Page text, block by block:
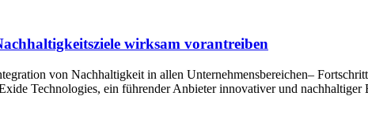
wirksam vorantreiben
von Nachhaltigkeit in allen Unternehmensbereichen–
Technologies, ein führender Anbieter innovativer und